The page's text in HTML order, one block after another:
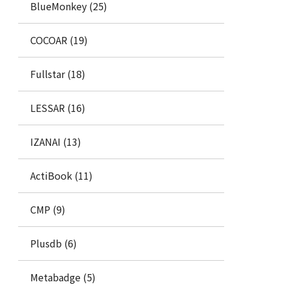
BlueMonkey (25)
COCOAR (19)
Fullstar (18)
LESSAR (16)
IZANAI (13)
ActiBook (11)
CMP (9)
Plusdb (6)
Metabadge (5)